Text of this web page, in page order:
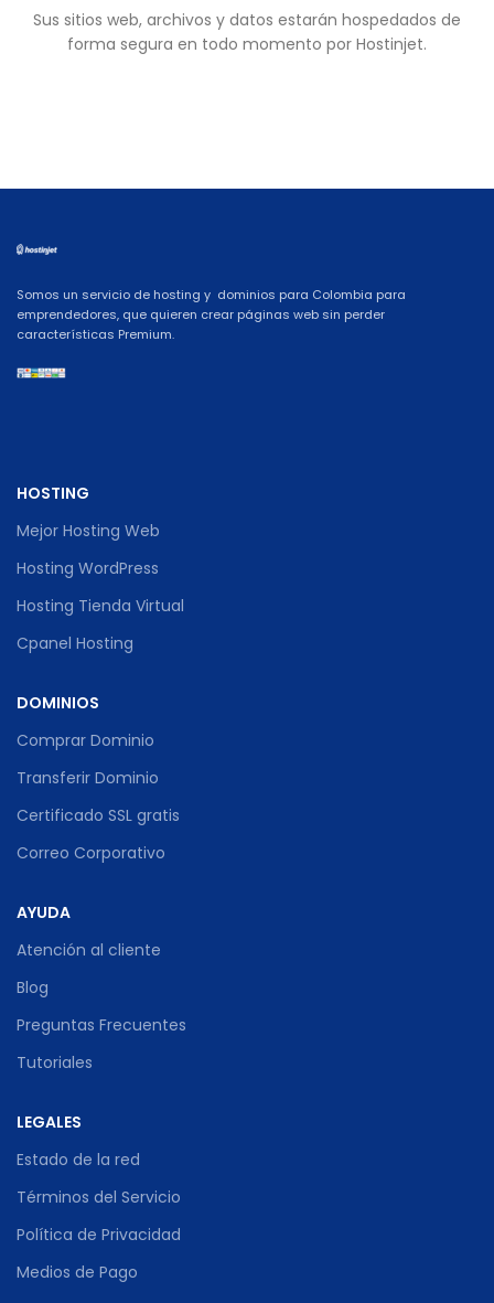
Sus sitios web, archivos y datos estarán hospedados de
forma segura en todo momento por Hostinjet.
Somos un servicio de hosting y dominios para Colombia para
emprendedores, que quieren crear páginas web sin perder
características Premium.
HOSTING
Mejor Hosting Web
Hosting WordPress
Hosting Tienda Virtual
Cpanel Hosting
DOMINIOS
Comprar Dominio
Transferir Dominio
Certificado SSL gratis
Correo Corporativo
AYUDA
Atención al cliente
Blog
Preguntas Frecuentes
Tutoriales
LEGALES
Estado de la red
Términos del Servicio
Política de Privacidad
Medios de Pago